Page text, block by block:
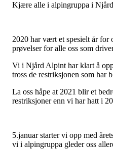
Kjære alle i alpingruppa i
2020 har vært et spesielt år for
prøvelser for alle oss som
Vi i Njård Alpint har klart å
tross de restriksjonen som har
La oss håpe at 2021 blir et
restriksjoner enn vi har hatt i
5.januar starter vi opp med
vi i alpingruppa gleder oss